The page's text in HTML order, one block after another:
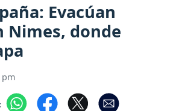
Evacúan
Nimes, donde
pm